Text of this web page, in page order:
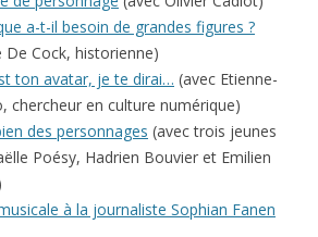
a-t-il besoin de grandes figures ?
De Cock, historienne)
ton avatar, je te dirai… (avec Etienne-
chercheur en culture numérique)
des personnages (avec trois jeunes
Poésy, Hadrien Bouvier et Emilien
à la journaliste Sophian Fanen